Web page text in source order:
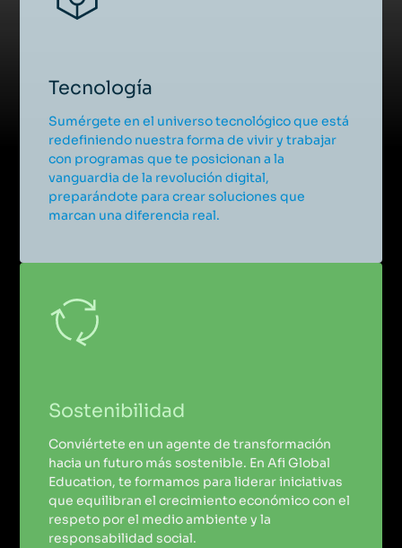
Tecnología
Sumérgete en el universo tecnológico que está
redefiniendo nuestra forma de vivir y trabajar
con programas que te posicionan a la
vanguardia de la revolución digital,
preparándote para crear soluciones que
marcan una diferencia real.
Sostenibilidad
Conviértete en un agente de transformación
hacia un futuro más sostenible. En Afi Global
Education, te formamos para liderar iniciativas
que equilibran el crecimiento económico con el
respeto por el medio ambiente y la
responsabilidad social.